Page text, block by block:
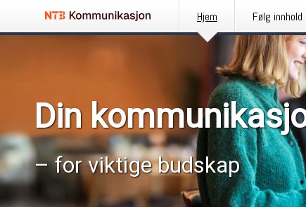
Hjem Følg innhold
Din
– for viktige budskap